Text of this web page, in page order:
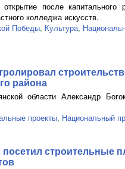
после капитального
колледжа искусств.
Победы, Культура,
района
области Александр
проекты, Национальный
строительные